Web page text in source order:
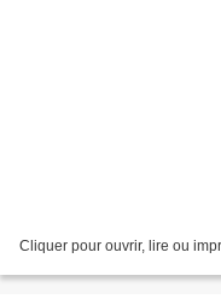
Cliquer pour ouvrir, lire ou